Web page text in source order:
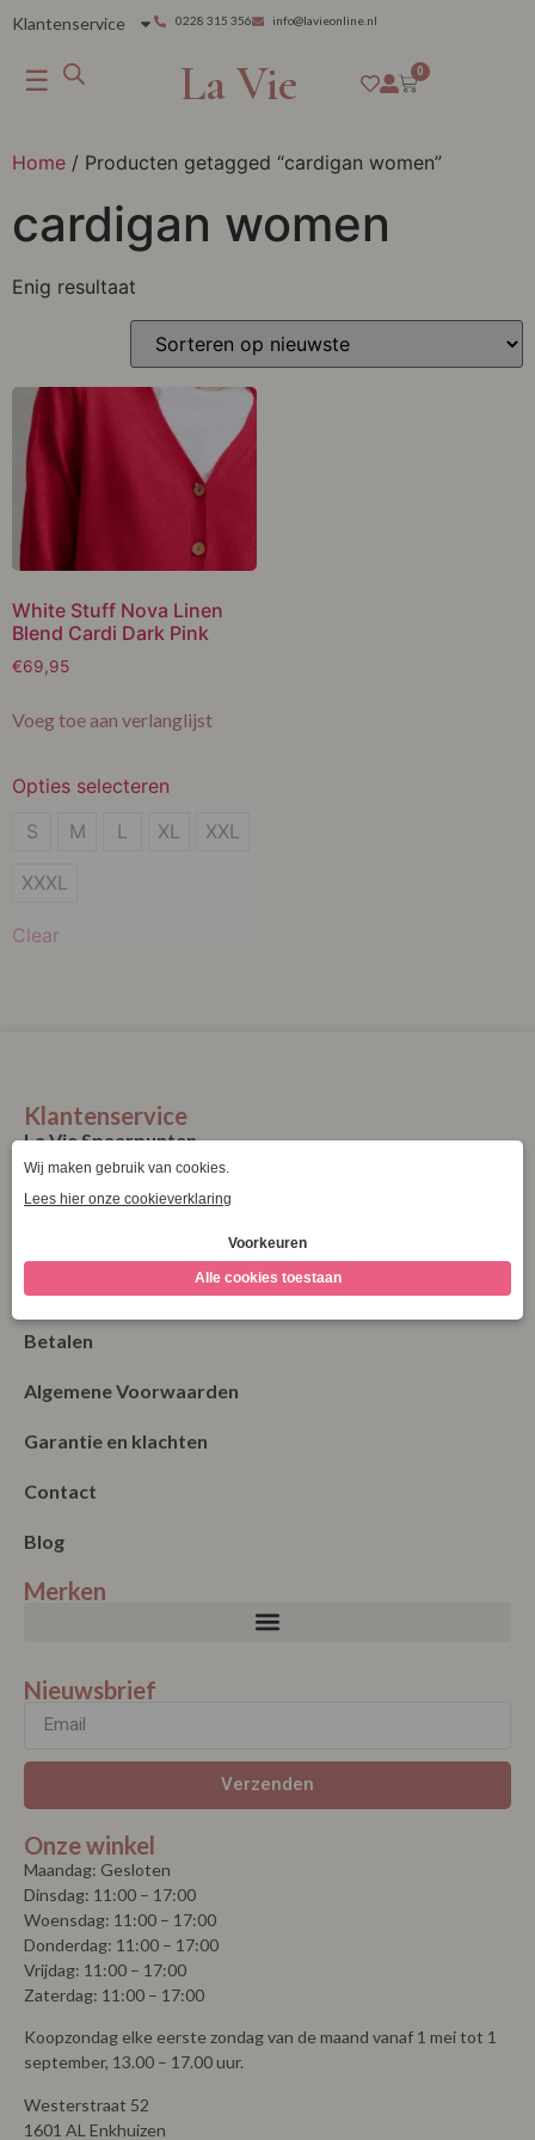
Klantenservice 0228 315 356 info@lavieonline.nl
☰ La Vie 0
Home / Producten getagged “cardigan women”
cardigan women
Enig resultaat
White Stuff Nova Linen
Blend Cardi Dark Pink
€69,95
Voeg toe aan verlanglijst
Opties selecteren
S
M
S M L XL XXL
XXXL
Clear
Klantenservice
La Vie Spaarpunten
Verzending & Levering
Bestellen
Betalen
Algemene Voorwaarden
Garantie en klachten
Contact
Blog
Merken
Nieuwsbrief
Verzenden
Onze winkel
Maandag: Gesloten
Dinsdag: 11:00 – 17:00
Woensdag: 11:00 – 17:00
Donderdag: 11:00 – 17:00
Vrijdag: 11:00 – 17:00
Zaterdag: 11:00 – 17:00
Koopzondag elke eerste zondag van de maand vanaf 1 mei tot 1
september, 13.00 – 17.00 uur.
Westerstraat 52
1601 AL Enkhuizen